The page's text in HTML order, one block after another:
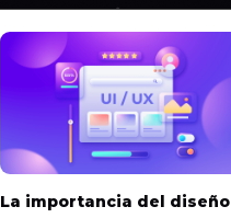
La importancia del diseño